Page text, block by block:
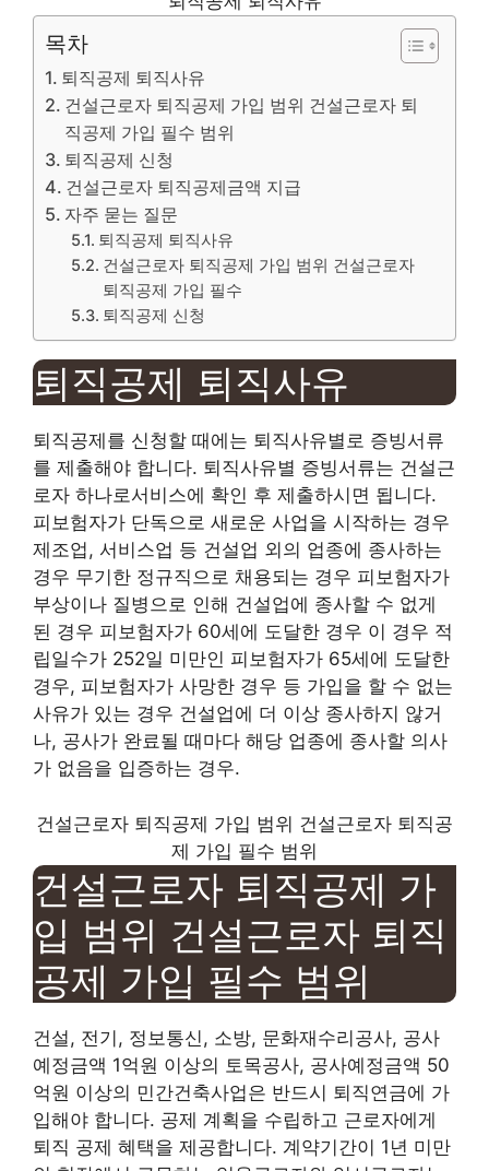
목차
퇴직공제 퇴직사유
건설근로자 퇴직공제 가입 범위 건설근로자 퇴
직공제 가입 필수 범위
퇴직공제 신청
건설근로자 퇴직공제금액 지급
자주 묻는 질문
퇴직공제 퇴직사유
건설근로자 퇴직공제 가입 범위 건설근로자
퇴직공제 가입 필수
퇴직공제 신청
퇴직공제 퇴직사유
퇴직공제를 신청할 때에는 퇴직사유별로 증빙서류
를 제출해야 합니다. 퇴직사유별 증빙서류는 건설근
로자 하나로서비스에 확인 후 제출하시면 됩니다.
피보험자가 단독으로 새로운 사업을 시작하는 경우
제조업, 서비스업 등 건설업 외의 업종에 종사하는
경우 무기한 정규직으로 채용되는 경우 피보험자가
부상이나 질병으로 인해 건설업에 종사할 수 없게
된 경우 피보험자가 60세에 도달한 경우 이 경우 적
립일수가 252일 미만인 피보험자가 65세에 도달한
경우, 피보험자가 사망한 경우 등 가입을 할 수 없는
사유가 있는 경우 건설업에 더 이상 종사하지 않거
나, 공사가 완료될 때마다 해당 업종에 종사할 의사
가 없음을 입증하는 경우.
건설근로자 퇴직공제 가입 범위 건설근로자 퇴직공
제 가입 필수 범위
건설근로자 퇴직공제 가
입 범위 건설근로자 퇴직
공제 가입 필수 범위
건설, 전기, 정보통신, 소방, 문화재수리공사, 공사
예정금액 1억원 이상의 토목공사, 공사예정금액 50
억원 이상의 민간건축사업은 반드시 퇴직연금에 가
입해야 합니다. 공제 계획을 수립하고 근로자에게
퇴직 공제 혜택을 제공합니다. 계약기간이 1년 미만